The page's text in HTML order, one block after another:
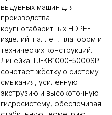
выдувных машин для
производства
крупногабаритных HDPE-
изделий: паллет, платформ и
технических конструкций.
Линейка TJ-KB1000–5000SP
сочетает жёсткую систему
смыкания, усиленную
экструзию и высокоточную
гидросистему, обеспечивая